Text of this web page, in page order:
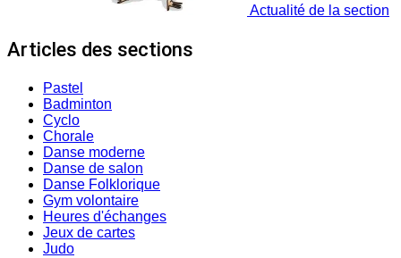
Actualité de la section
Articles des sections
Pastel
Badminton
Cyclo
Chorale
Danse moderne
Danse de salon
Danse Folklorique
Gym volontaire
Heures d'échanges
Jeux de cartes
Judo